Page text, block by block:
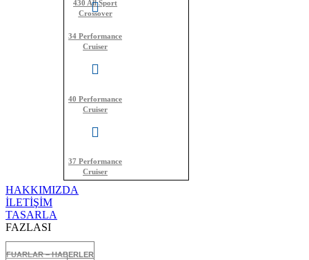
430 All Sport
Crossover
34 Performance
Cruiser
40 Performance
Cruiser
37 Performance
Cruiser
HAKKIMIZDA
İLETİŞİM
TASARLA
FAZLASI
FUARLAR – HABERLER